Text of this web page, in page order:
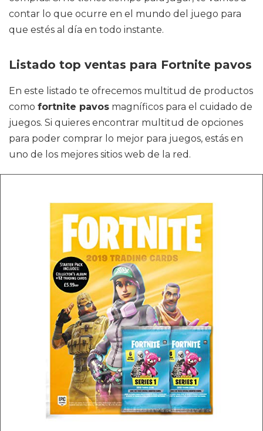
contar lo que ocurre en el mundo del juego para
que estés al día en todo instante.
Listado top ventas para Fortnite pavos
En este listado te ofrecemos multitud de productos
como fortnite pavos magníficos para el cuidado de
juegos. Si quieres encontrar multitud de opciones
para poder comprar lo mejor para juegos, estás en
uno de los mejores sitios web de la red.